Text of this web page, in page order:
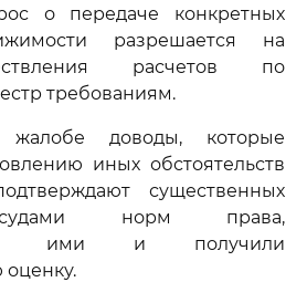
о передаче конкретных
разрешается на
расчетов по
требованиям.
доводы, которые
иных обстоятельств
существенных
норм права,
ими и получили